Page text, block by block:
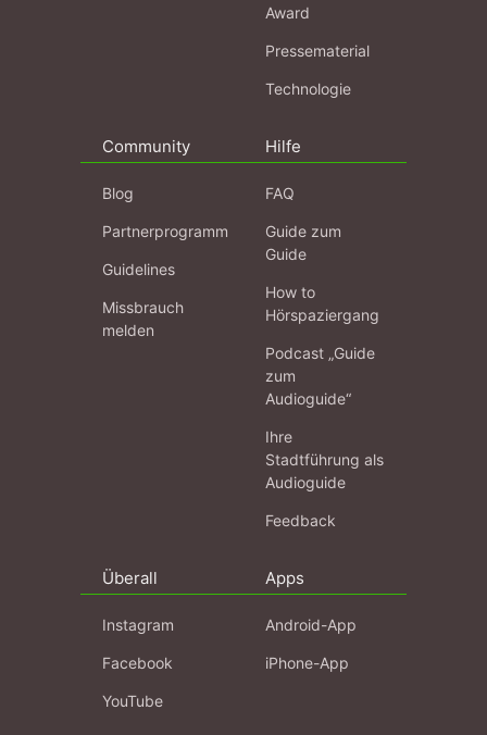
Award
Pressematerial
Technologie
Community
Blog
Partnerprogramm
Guidelines
Missbrauch
melden
Hilfe
FAQ
Guide zum
Guide
How to
Hörspaziergang
Podcast „Guide
zum
Audioguide“
Ihre
Stadtführung als
Audioguide
Feedback
Überall
Instagram
Facebook
YouTube
Apps
Android-App
iPhone-App